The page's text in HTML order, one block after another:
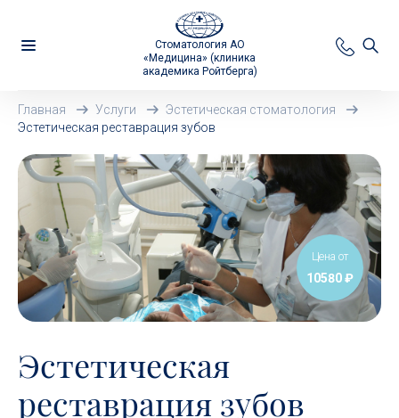
Стоматология АО
«Медицина» (клиника
академика Ройтберга)
Главная Услуги
Эстетическая стоматология
Эстетическая реставрация зубов
Эстетическая
реставрация зубов
Цена от
10580 ₽